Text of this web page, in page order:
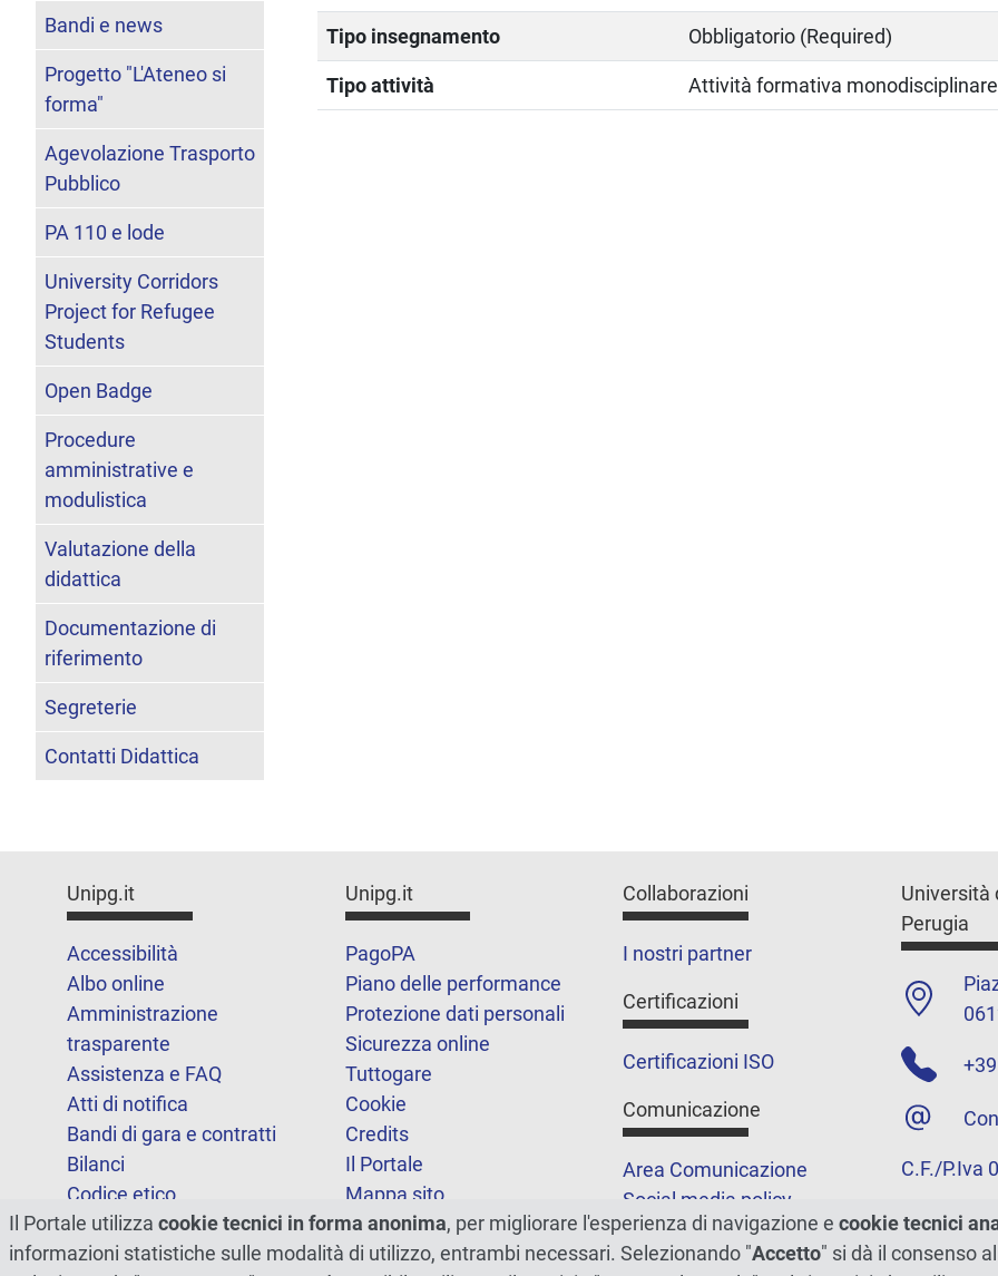
Tipo insegnamento Obbligatorio (Required)
Tipo attività Attività formativa monodisciplinare
Bandi e news
Progetto "L'Ateneo si
forma"
Agevolazione Trasporto
Pubblico
PA 110 e lode
University Corridors
Project for Refugee
Students
Open Badge
Procedure
amministrative e
modulistica
Valutazione della
didattica
Documentazione di
riferimento
Segreterie
Contatti Didattica
Unipg.it
Accessibilità
Albo online
Amministrazione
trasparente
Assistenza e FAQ
Atti di notifica
Bandi di gara e contratti
Bilanci
Codice etico
FOIA
Note legali
Unipg.it
PagoPA
Piano delle performance
Protezione dati personali
Sicurezza online
Tuttogare
Cookie
Credits
Il Portale
Mappa sito
Statistiche
Dichiarazione di
Collaborazioni
I nostri partner
Certificazioni
Certificazioni ISO
Comunicazione
Area Comunicazione
Social media policy
Podcast
Merchandising e shop
Università
Perugia
C.F./P.Iva
Il Portale utilizza cookie tecnici in forma anonima, per migliorare l'esperienza di navigazione e cookie tecnici
informazioni statistiche sulle modalità di utilizzo, entrambi necessari. Selezionando "Accetto" si dà il consenso